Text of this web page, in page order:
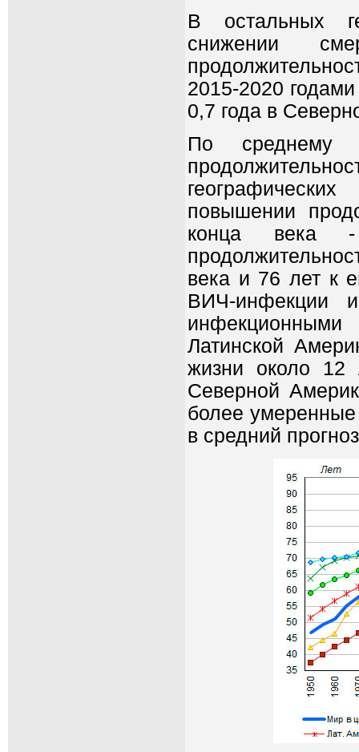
В остальных
снижении
2015-2020
0,7 года в
По среднему
повышении
конца века
века и 76 лет к
ВИЧ-инфекции
Латинской
жизни около
Северной
более
в средний